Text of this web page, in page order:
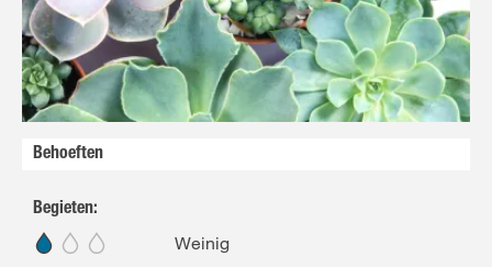
FR NL
Behoeften
Begieten:
Weinig